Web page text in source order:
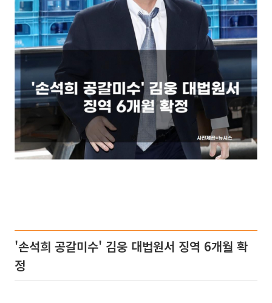
'손석희 공갈미수' 김웅 대법원서 징역 6개월 확
정